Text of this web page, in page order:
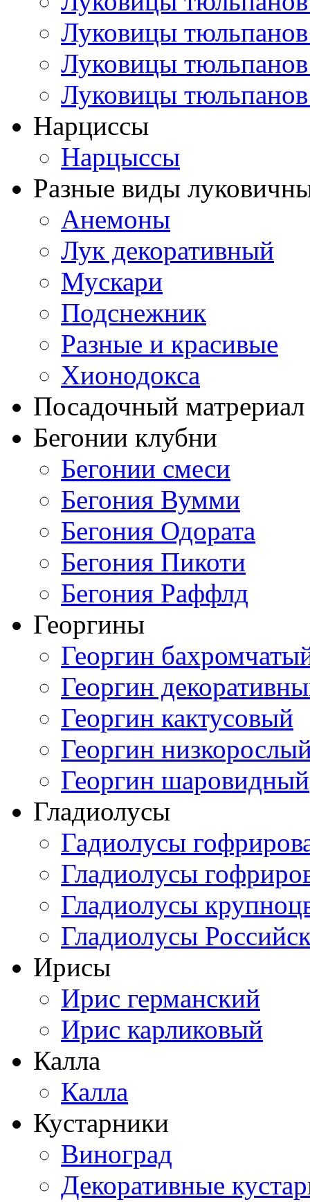
Луковицы
Луковицы
Луковицы
Нарциссы
Нарцыссы
Разные виды
Анемоны
Лук декоративный
Мускари
Подснежник
Разные и красивые
Хионодокса
Посадочный матрериал
Бегонии клубни
Бегонии смеси
Бегония Вумми
Бегония Одората
Бегония Пикоти
Бегония Раффлд
Георгины
Георгин
Георгин
Георгин кактусовый
Георгин
Георгин шаровидный
Гладиолусы
Гадиолусы
Гладиолусы
Гладиолусы
Гладиолусы
Ирисы
Ирис германский
Ирис карликовый
Калла
Калла
Кустарники
Виноград
Декоративные